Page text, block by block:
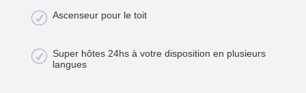
R Ascenseur pour le toit
R Super hôtes 24hs à votre disposition en plusieurs
langues